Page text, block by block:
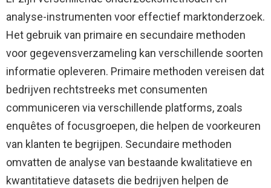
analyse-instrumenten voor effectief marktonderzoek.
Het gebruik van primaire en secundaire methoden
voor gegevensverzameling kan verschillende soorten
informatie opleveren. Primaire methoden vereisen dat
bedrijven rechtstreeks met consumenten
communiceren via verschillende platforms, zoals
enquêtes of focusgroepen, die helpen de voorkeuren
van klanten te begrijpen. Secundaire methoden
omvatten de analyse van bestaande kwalitatieve en
kwantitatieve datasets die bedrijven helpen de